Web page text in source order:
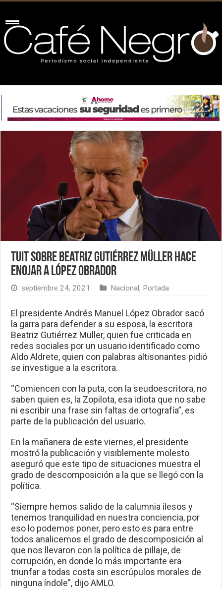
Tuit sobre Beatriz Gutiérrez Müller hace
enojar a López Obrador
septiembre 24, 2021 Nacional, Portada
El presidente Andrés Manuel López Obrador sacó
la garra para defender a su esposa, la escritora
Beatriz Gutiérrez Müller, quien fue criticada en
redes sociales por un usuario identificado como
Aldo Aldrete, quien con palabras altisonantes pidió
se investigue a la escritora.
“Comiencen con la puta, con la seudoescritora, no
saben quien es, la Zopilota, esa idiota que no sabe
ni escribir una frase sin faltas de ortografía”, es
parte de la publicación del usuario.
En la mañanera de este viernes, el presidente
mostró la publicación y visiblemente molesto
aseguró que este tipo de situaciones muestra el
grado de descomposición a la que se llegó con la
política.
“Siempre hemos salido de la calumnia ilesos y
tenemos tranquilidad en nuestra conciencia, por
eso lo podemos poner, pero esto es para entre
todos analicemos el grado de descomposición al
que nos llevaron con la política de pillaje, de
corrupción, en donde lo más importante era
triunfar a todas costa sin escrúpulos morales de
ninguna índole”, dijo AMLO.